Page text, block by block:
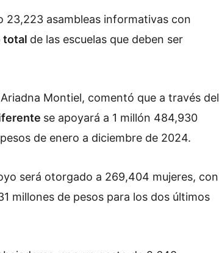
23,223 asambleas informativas con
total de las escuelas que deben ser
Montiel, comentó que a través del
se apoyará a 1 millón 484,930
de enero a diciembre de 2024.
será otorgado a 269,404 mujeres, con
millones de pesos para los dos últimos